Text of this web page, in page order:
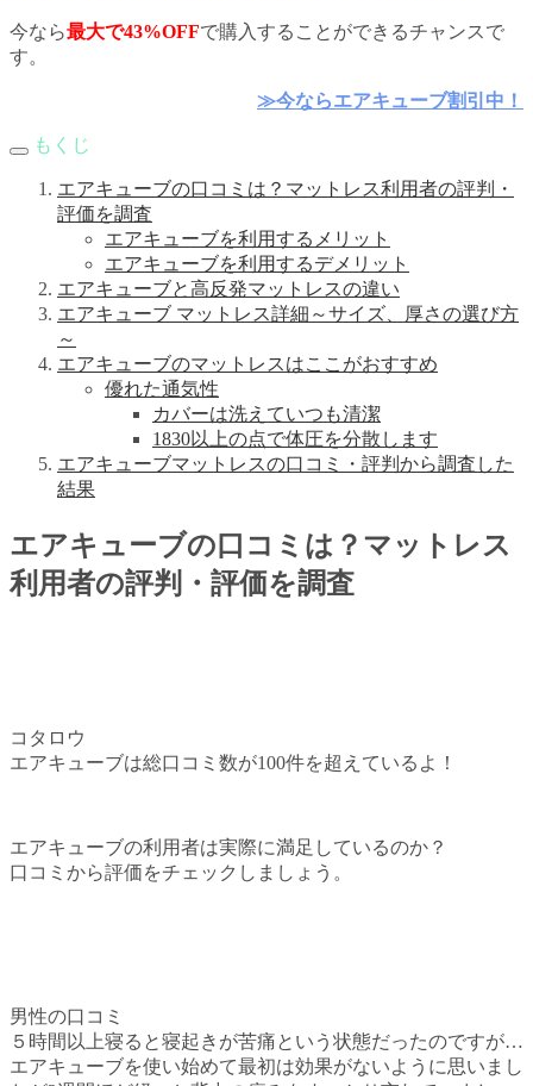
今なら最大で43%OFFで購入することができるチャンスで
す。
≫今ならエアキューブ割引中！
もくじ
エアキューブの口コミは？マットレス利用者の評判・
評価を調査
エアキューブを利用するメリット
エアキューブを利用するデメリット
エアキューブと高反発マットレスの違い
エアキューブ マットレス詳細～サイズ、厚さの選び方
～
エアキューブのマットレスはここがおすすめ
優れた通気性
カバーは洗えていつも清潔
1830以上の点で体圧を分散します
エアキューブマットレスの口コミ・評判から調査した
結果
エアキューブの口コミは？マットレス
利用者の評判・評価を調査
コタロウ
エアキューブは総口コミ数が100件を超えているよ！
エアキューブの利用者は実際に満足しているのか？
口コミから評価をチェックしましょう。
男性の口コミ
５時間以上寝ると寝起きが苦痛という状態だったのですが…
エアキューブを使い始めて最初は効果がないように思いまし